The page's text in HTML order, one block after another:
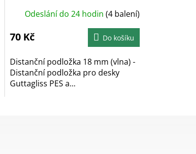
Odeslání do 24 hodin (4 balení)
70 Kč Do košíku
Distanční podložka 18 mm (vlna) -
Distanční podložka pro desky
Guttagliss PES a...